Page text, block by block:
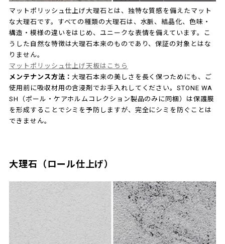
マットポリッシュ仕上げ大理石とは、独特な質感を備えたマット
な大理石です。すべての種類の大理石は、水脈、結晶化、色味・
構造・模様の違いをはじめ、ユニークな表情を備えています。こ
うした自然な特徴は大理石本来のものであり、保証の対象とはな
りません。
マットポリッシュ仕上げ天板はこちら
メンテナンス方法：大理石本来の美しさを長く保つためにも、ご
使用前に吸収材用の含浸剤でお手入れしてください。STONE WA
SH（ポール・ケアホルムコレクション製品のみに同梱）は保護膜
を形成することでシミを予防しますが、完全にシミを防ぐことは
できません。
大理石（ロール仕上げ）